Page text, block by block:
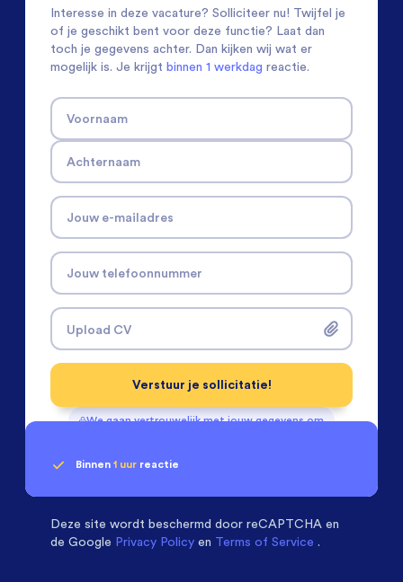
Interesse in deze vacature? Solliciteer nu! Twijfel je
of je geschikt bent voor deze functie? Laat dan
toch je gegevens achter. Dan kijken wij wat er
mogelijk is. Je krijgt binnen 1 werkdag reactie.
Voornaam
Achternaam
Jouw e-mailadres
Jouw telefoonnummer
Upload CV
We gaan vertrouwelijk met jouw gegevens om
Verstuur je sollicitatie!
Binnen 1 uur reactie
Deze site wordt beschermd door reCAPTCHA en
de Google Privacy Policy en Terms of Service .